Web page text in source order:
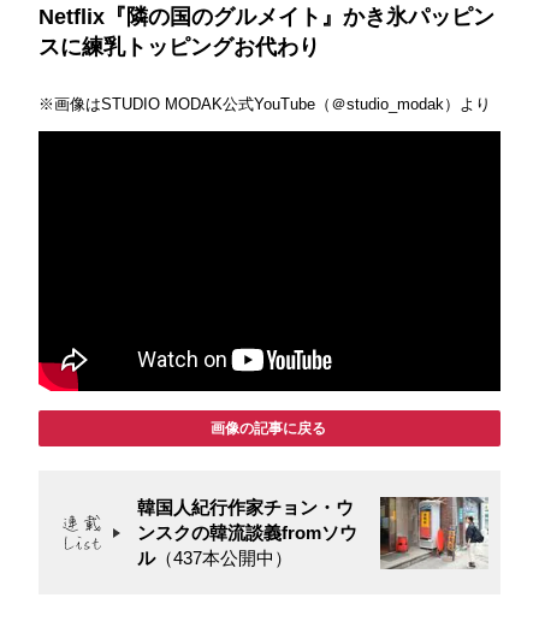
Netflix『隣の国のグルメイト』かき氷パッピン
スに練乳トッピングお代わり
※画像はSTUDIO MODAK公式YouTube（＠studio_modak）より
画像の記事に戻る
韓国人紀行作家チョン・ウ
ンスクの韓流談義fromソウ
ル（437本公開中）